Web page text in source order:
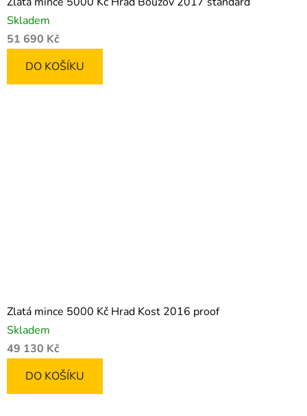
Skladem
51 690 Kč
DO KOŠÍKU
Zlatá mince 5000 Kč Hrad Kost 2016 proof
Skladem
49 130 Kč
DO KOŠÍKU